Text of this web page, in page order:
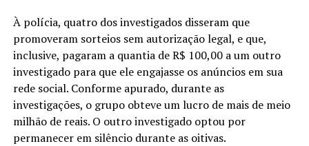
À polícia, quatro dos investigados disseram que
promoveram sorteios sem autorização legal, e que,
inclusive, pagaram a quantia de R$ 100,00 a um outro
investigado para que ele engajasse os anúncios em sua
rede social. Conforme apurado, durante as
investigações, o grupo obteve um lucro de mais de meio
milhão de reais. O outro investigado optou por
permanecer em silêncio durante as oitivas.